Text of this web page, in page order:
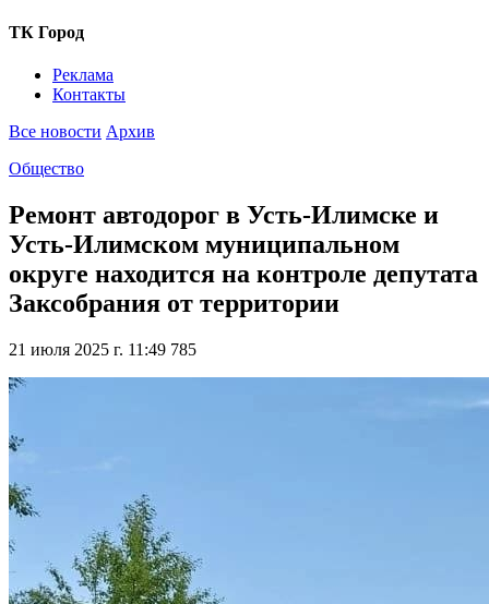
ТК Город
Реклама
Контакты
Все новости Архив
Общество
Ремонт автодорог в Усть-Илимске и
Усть-Илимском муниципальном
округе находится на контроле депутата
Заксобрания от территории
21 июля 2025 г. 11:49 785